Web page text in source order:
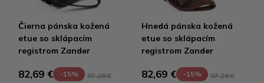
Čierna pánska kožená
etue so sklápacím
registrom Zander
82,69 € -15% 97,28 €
Hnedá pánska kožená
etue so sklápacím
registrom Zander
82,69 € -15% 97,28 €